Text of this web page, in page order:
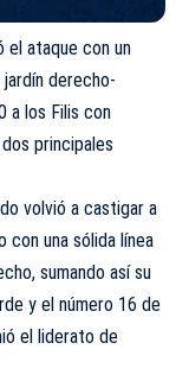
el ataque con un
derecho-
a los Filis con
principales
volvió a castigar a
con una sólida línea
sumando así su
y el número 16 de
el liderato de